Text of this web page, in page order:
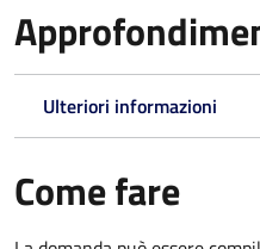
Ulteriori informazioni
Come fare